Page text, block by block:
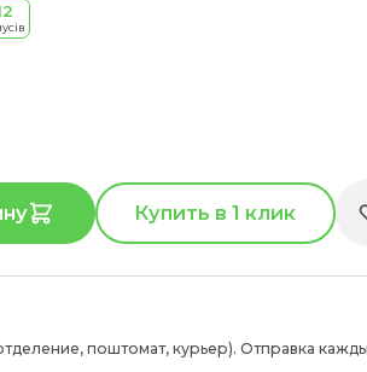
Купить в 1 клик
поштомат, курьер). Отправка